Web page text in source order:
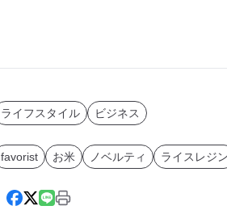
ライフスタイル ビジネス
favorist お米 ノベルティ ライスレジン